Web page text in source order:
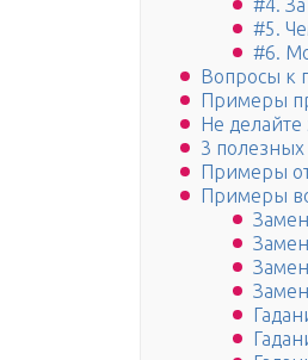
#4.
#5.
#6.
Вопросы к
Примеры
Не делайте
3
Примеры
Примеры